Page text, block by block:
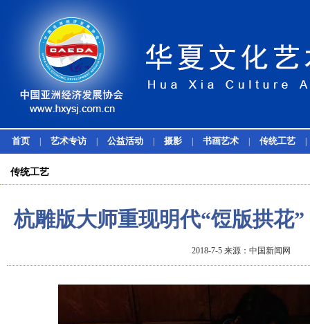
首页 艺术专访 公益活动 摄影 书画艺术 传统工艺
传统工艺
杭雕版大师重现明代“饾版拱花
2018-7-5 来源：中国新闻网